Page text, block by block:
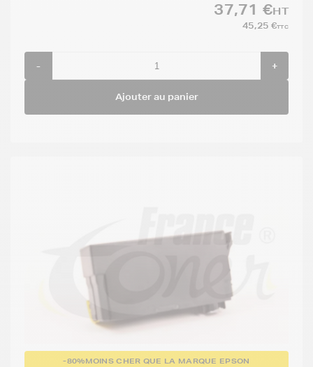
37,71 €HT
45,25 €TTC
- +
Ajouter au panier
-80%MOINS CHER QUE LA MARQUE EPSON